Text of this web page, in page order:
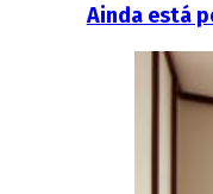
Ainda está